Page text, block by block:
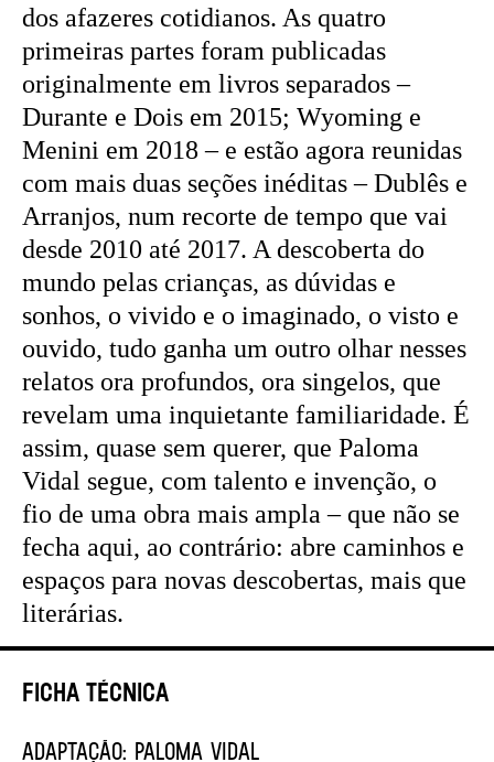
Ficha Técnica
ADAPTAÇÃO: PALOMA VIDAL
dos afazeres cotidianos. As quatro
primeiras partes foram publicadas
originalmente em livros separados –
Durante e Dois em 2015; Wyoming e
Menini em 2018 – e estão agora reunidas
com mais duas seções inéditas – Dublês e
Arranjos, num recorte de tempo que vai
desde 2010 até 2017. A descoberta do
mundo pelas crianças, as dúvidas e
sonhos, o vivido e o imaginado, o visto e
ouvido, tudo ganha um outro olhar nesses
relatos ora profundos, ora singelos, que
revelam uma inquietante familiaridade. É
assim, quase sem querer, que Paloma
Vidal segue, com talento e invenção, o
fio de uma obra mais ampla – que não se
fecha aqui, ao contrário: abre caminhos e
espaços para novas descobertas, mais que
literárias.